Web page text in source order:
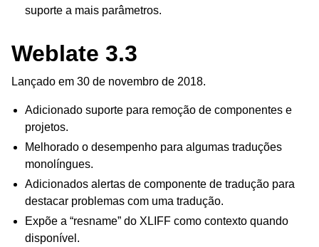
suporte a mais parâmetros.
Weblate 3.3
Lançado em 30 de novembro de 2018.
Adicionado suporte para remoção de componentes e
projetos.
Melhorado o desempenho para algumas traduções
monolíngues.
Adicionados alertas de componente de tradução para
destacar problemas com uma tradução.
Expõe a “resname” do XLIFF como contexto quando
disponível.